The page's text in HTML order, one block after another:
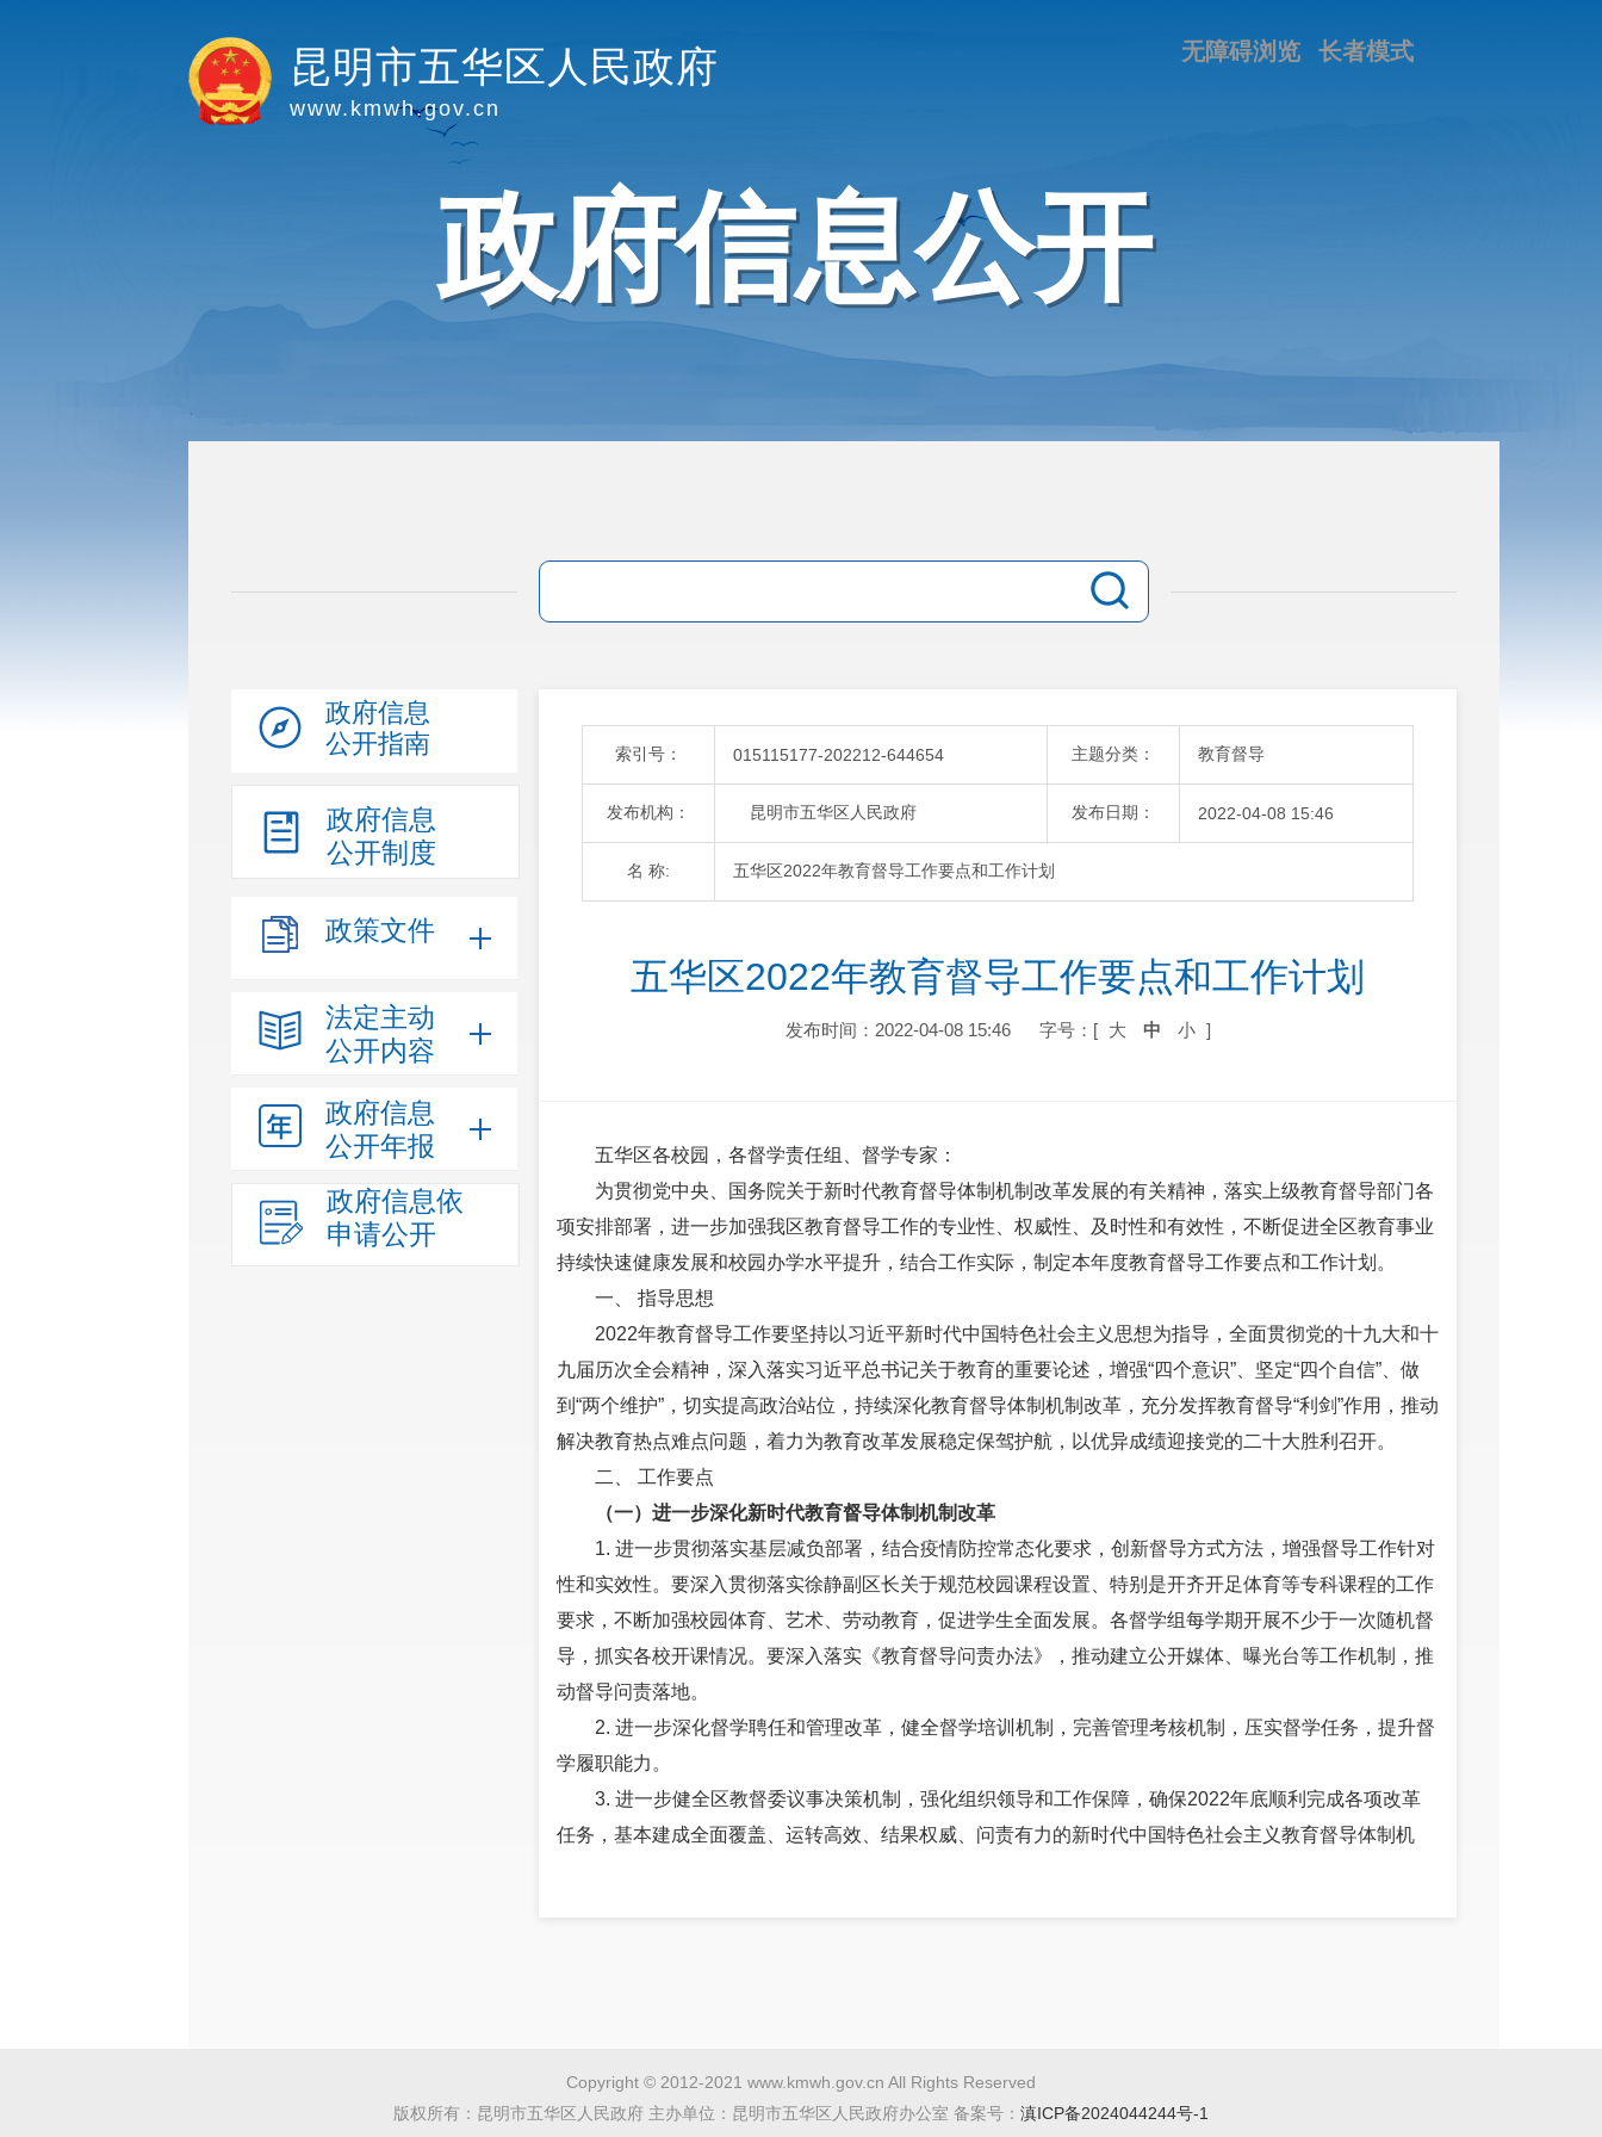
昆明市五华区人民政府
www.kmwh.gov.cn
长者模式
无障碍浏览
政府信息公开
政府信息
公开指南
政府信息
公开制度
政策文件
法定主动
公开内容
政府信息
公开年报
政府信息依
申请公开
索引号： 015115177-202212-644654 主题分类： 教育督导
发布机构： 昆明市五华区人民政府 发布日期： 2022-04-08 15:46
名 称: 五华区2022年教育督导工作要点和工作计划
五华区2022年教育督导工作要点和工作计划
发布时间：2022-04-08 15:46 字号：[ 大 中 小 ]
五华区各校园，各督学责任组、督学专家：
为贯彻党中央、国务院关于新时代教育督导体制机制改革发展的有关精神，落实上级教育督导部门各
项安排部署，进一步加强我区教育督导工作的专业性、权威性、及时性和有效性，不断促进全区教育事业
持续快速健康发展和校园办学水平提升，结合工作实际，制定本年度教育督导工作要点和工作计划。
一、 指导思想
2022年教育督导工作要坚持以习近平新时代中国特色社会主义思想为指导，全面贯彻党的十九大和十
九届历次全会精神，深入落实习近平总书记关于教育的重要论述，增强“四个意识”、坚定“四个自信”、做
到“两个维护”，切实提高政治站位，持续深化教育督导体制机制改革，充分发挥教育督导“利剑”作用，推动
解决教育热点难点问题，着力为教育改革发展稳定保驾护航，以优异成绩迎接党的二十大胜利召开。
二、 工作要点
（一）进一步深化新时代教育督导体制机制改革
1. 进一步贯彻落实基层减负部署，结合疫情防控常态化要求，创新督导方式方法，增强督导工作针对
性和实效性。要深入贯彻落实徐静副区长关于规范校园课程设置、特别是开齐开足体育等专科课程的工作
要求，不断加强校园体育、艺术、劳动教育，促进学生全面发展。各督学组每学期开展不少于一次随机督
导，抓实各校开课情况。要深入落实《教育督导问责办法》，推动建立公开媒体、曝光台等工作机制，推
动督导问责落地。
2. 进一步深化督学聘任和管理改革，健全督学培训机制，完善管理考核机制，压实督学任务，提升督
学履职能力。
3. 进一步健全区教督委议事决策机制，强化组织领导和工作保障，确保2022年底顺利完成各项改革
任务，基本建成全面覆盖、运转高效、结果权威、问责有力的新时代中国特色社会主义教育督导体制机
校进行约谈，对问题严重造成恶劣影响的，依法依规追责问责。
（三） 加快推进义务教育优质均衡发展
Copyright © 2012-2021 www.kmwh.gov.cn All Rights Reserved
版权所有：昆明市五华区人民政府 主办单位：昆明市五华区人民政府办公室 备案号： 滇ICP备2024044244号-1